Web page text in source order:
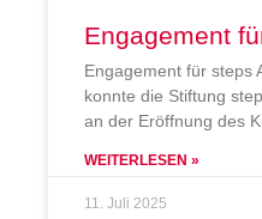
Engagement
Engagement für steps
konnte die Stiftung
an der Eröffnung des
WEITERLESEN »
11. Juli 2025